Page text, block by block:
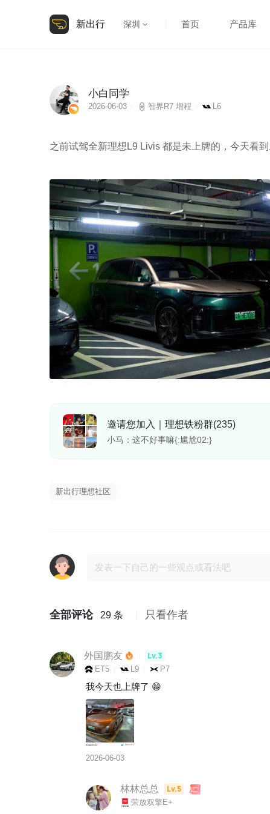
新出行 深圳 首页 产品库
小白同学
2026-06-03 智界R7 增程 L6
之前试驾全新理想L9 Livis 都是未上牌的，今天看到
邀请您加入｜理想铁粉群(235)
小马：这不好事嘛{:尴尬02:}
新出行理想社区
全部评论 29 条 只看作者
外国鹏友 Lv.3
ET5 L9 P7
我今天也上牌了 😁
2026-06-03
林林总总 Lv.5
荣放双擎E+